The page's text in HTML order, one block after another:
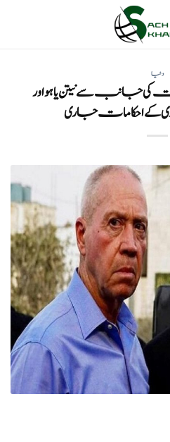
دنیا
جانب سے نیتن یاہو اور
کے احکامات جاری